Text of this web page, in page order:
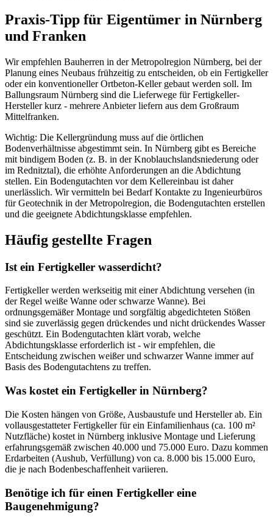
Praxis-Tipp für Eigentümer in Nürnberg
und Franken
Wir empfehlen Bauherren in der Metropolregion Nürnberg, bei der
Planung eines Neubaus frühzeitig zu entscheiden, ob ein Fertigkeller
oder ein konventioneller Ortbeton-Keller gebaut werden soll. Im
Ballungsraum Nürnberg sind die Lieferwege für Fertigkeller-
Hersteller kurz - mehrere Anbieter liefern aus dem Großraum
Mittelfranken.
Wichtig: Die Kellergründung muss auf die örtlichen
Bodenverhältnisse abgestimmt sein. In Nürnberg gibt es Bereiche
mit bindigem Boden (z. B. in der Knoblauchslandsniederung oder
im Rednitztal), die erhöhte Anforderungen an die Abdichtung
stellen. Ein Bodengutachten vor dem Kellereinbau ist daher
unerlässlich. Wir vermitteln bei Bedarf Kontakte zu Ingenieurbüros
für Geotechnik in der Metropolregion, die Bodengutachten erstellen
und die geeignete Abdichtungsklasse empfehlen.
Häufig gestellte Fragen
Ist ein Fertigkeller wasserdicht?
Fertigkeller werden werkseitig mit einer Abdichtung versehen (in
der Regel weiße Wanne oder schwarze Wanne). Bei
ordnungsgemäßer Montage und sorgfältig abgedichteten Stößen
sind sie zuverlässig gegen drückendes und nicht drückendes Wasser
geschützt. Ein Bodengutachten klärt vorab, welche
Abdichtungsklasse erforderlich ist - wir empfehlen, die
Entscheidung zwischen weißer und schwarzer Wanne immer auf
Basis des Bodengutachtens zu treffen.
Was kostet ein Fertigkeller in Nürnberg?
Die Kosten hängen von Größe, Ausbaustufe und Hersteller ab. Ein
vollausgestatteter Fertigkeller für ein Einfamilienhaus (ca. 100 m²
Nutzfläche) kostet in Nürnberg inklusive Montage und Lieferung
erfahrungsgemäß zwischen 40.000 und 75.000 Euro. Dazu kommen
Erdarbeiten (Aushub, Verfüllung) von ca. 8.000 bis 15.000 Euro,
die je nach Bodenbeschaffenheit variieren.
Benötige ich für einen Fertigkeller eine
Baugenehmigung?